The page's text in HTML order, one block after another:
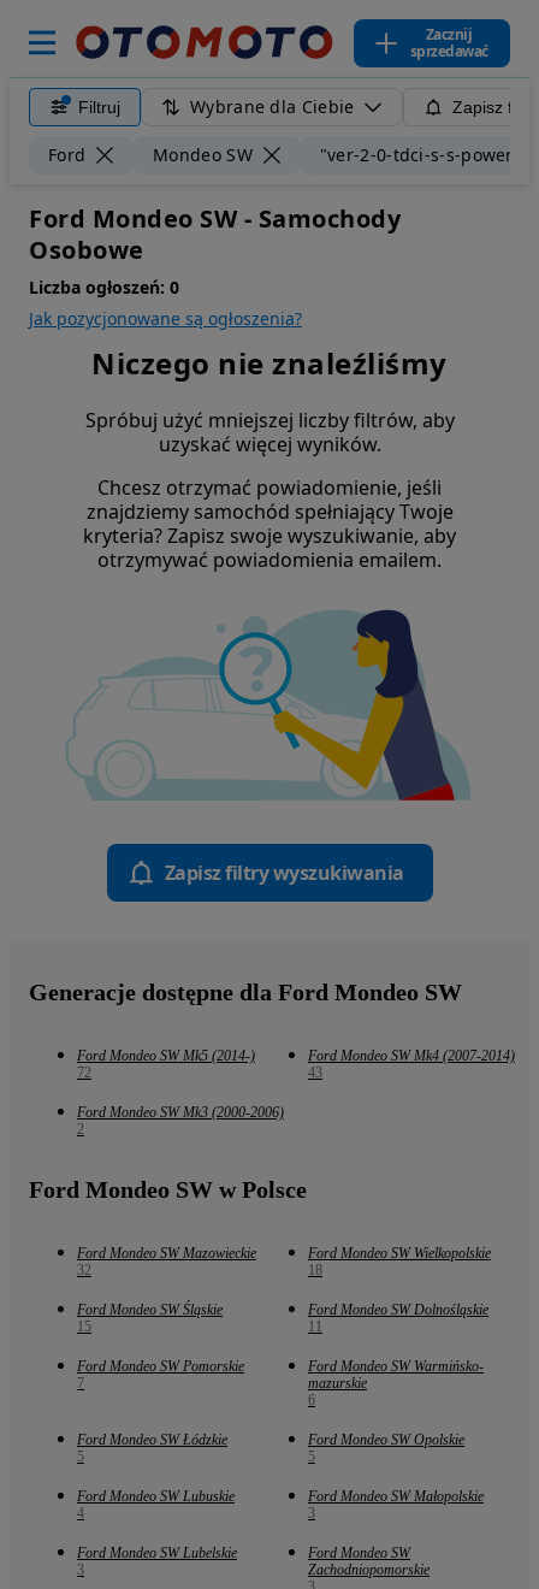
Zacznij
sprzedawać
Filtruj Wybrane dla Ciebie Zapisz
Ford Mondeo SW "ver-2-0-tdci-s-s-
Ford Mondeo SW - Samochody
Osobowe
Liczba ogłoszeń: 0
Jak pozycjonowane są ogłoszenia?
Niczego nie znaleźliśmy
Spróbuj użyć mniejszej liczby filtrów, aby
uzyskać więcej wyników.
Chcesz otrzymać powiadomienie, jeśli
znajdziemy samochód spełniający Twoje
kryteria? Zapisz swoje wyszukiwanie, aby
otrzymywać powiadomienia emailem.
Zapisz filtry wyszukiwania
Generacje dostępne dla Ford Mondeo SW
Ford Mondeo SW Mk5 (2014-)
72
Ford Mondeo SW Mk4 (2007-2014)
43
Ford Mondeo SW Mk3 (2000-2006)
2
Ford Mondeo SW w Polsce
Ford Mondeo SW Mazowieckie
32
Ford Mondeo SW Wielkopolskie
18
Ford Mondeo SW Śląskie
15
Ford Mondeo SW Dolnośląskie
11
Ford Mondeo SW Pomorskie
7
Ford Mondeo SW Warmińsko-
mazurskie
6
Ford Mondeo SW Łódzkie
5
Ford Mondeo SW Opolskie
5
Ford Mondeo SW Lubuskie
4
Ford Mondeo SW Małopolskie
3
Ford Mondeo SW Lubelskie
3
Ford Mondeo SW
Zachodniopomorskie